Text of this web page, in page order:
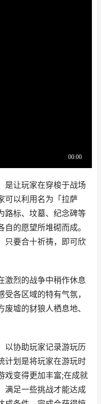
让玩家在穿梭于战场
可以利用名为「拉萨
路标、坟墓、纪念碑等
的愿望所堆砌而成。
只要合十祈祷，即可欣
烈的战争中稍作休息
各区域的特有气氛，
墟的豺狼人栖息地、
协助玩家记录游玩历
计划是将玩家在游玩时
戏变得更加丰富;在成就
满足一些挑战才能达成